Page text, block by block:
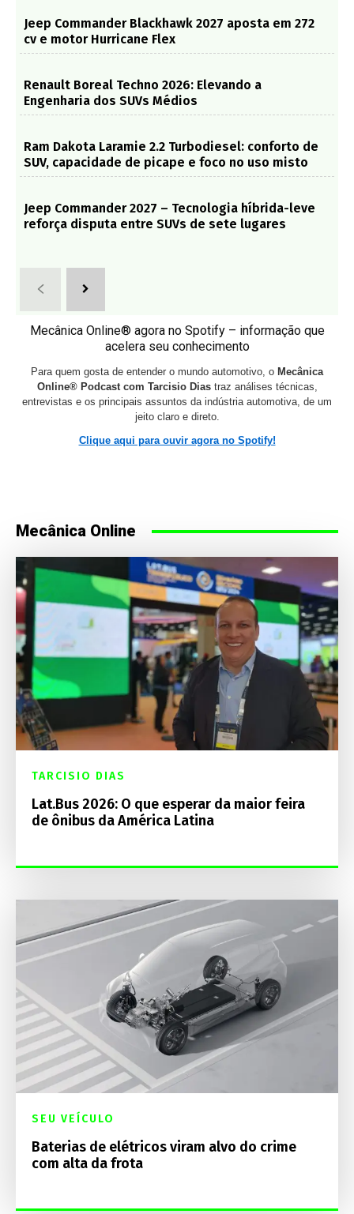
Jeep Commander Blackhawk 2027 aposta em 272
cv e motor Hurricane Flex
Renault Boreal Techno 2026: Elevando a
Engenharia dos SUVs Médios
Ram Dakota Laramie 2.2 Turbodiesel: conforto de
SUV, capacidade de picape e foco no uso misto
Jeep Commander 2027 – Tecnologia híbrida-leve
reforça disputa entre SUVs de sete lugares
Mecânica Online® agora no Spotify – informação que
acelera seu conhecimento
Para quem gosta de entender o mundo automotivo, o Mecânica
Online® Podcast com Tarcisio Diastraz análises técnicas,
entrevistas e os principais assuntos da indústria automotiva, de um
jeito claro e direto.
Clique aqui para ouvir agora no Spotify!
Mecânica Online
TARCISIO DIAS
Lat.Bus 2026: O que esperar da maior feira
de ônibus da América Latina
SEU VEÍCULO
Baterias de elétricos viram alvo do crime
com alta da frota